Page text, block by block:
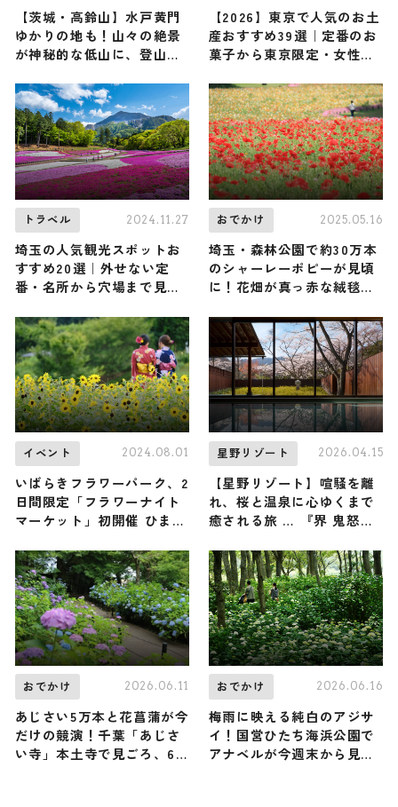
【茨城・高鈴山】水戸黄門
ゆかりの地も！山々の絶景
が神秘的な低山に、登山系
が登頂（登山で頂きメシ！
コラボ企画）
【2026】東京で人気のお土
産おすすめ39選｜定番のお
菓子から東京限定・女性向
幅広く紹介
トラベル 2024.11.27
埼玉の人気観光スポットお
すすめ20選｜外せない定
番・名所から穴場まで見ど
おでかけ 2025.05.16
埼玉・森林公園で約30万本
のシャーレーポピーが見頃
に！花畑が真っ赤な絨毯の
イベント 2024.08.01
いばらきフラワーパーク、2
日間限定「フラワーナイト
マーケット」初開催 ひまわ
など
星野リゾート 2026.04.15
【星野リゾート】喧騒を離
れ、桜と温泉に心ゆくまで
癒される旅 … 『界 鬼怒
4月20日まで開催中｜栃木
県日光市
おでかけ 2026.06.11
あじさい5万本と花菖蒲が今
だけの競演！千葉「あじさ
い寺」本土寺で見ごろ、6
おでかけ 2026.06.16
梅雨に映える純白のアジサ
イ！国営ひたち海浜公園で
アナベルが今週末から見ご